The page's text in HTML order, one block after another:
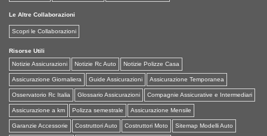
Le Altre Collaborazioni
Scopri le Collaborazioni
Risorse Utili
Notizie Assicurazioni
Notizie Rc Auto Notizie Polizze Casa
Assicurazione Giornaliera Guide Assicurazioni Assicurazione Temporanea
Osservatorio Rc Italia Glossario Assicurazioni Compagnie Assicurative e Intermediari
Assicurazione a km Polizza semestrale Assicurazione Mensile
Garanzie Accessorie Costruttori Auto Costruttori Moto Sitemap Modelli Auto